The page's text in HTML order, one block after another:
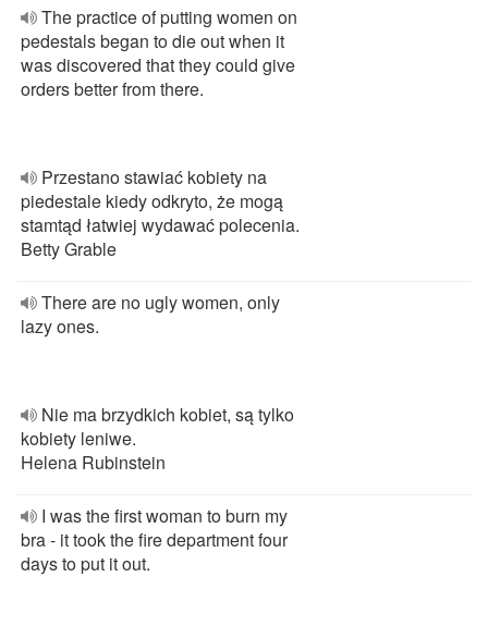
The practice of putting women on
pedestals began to die out when it
was discovered that they could give
orders better from there.
Przestano stawiać kobiety na
piedestale kiedy odkryto, że mogą
stamtąd łatwiej wydawać polecenia.
Betty Grable
There are no ugly women, only
lazy ones.
Nie ma brzydkich kobiet, są tylko
kobiety leniwe.
Helena Rubinstein
I was the first woman to burn my
bra - it took the fire department four
days to put it out.